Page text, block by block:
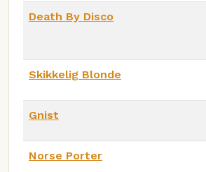
Death By Disco
Skikkelig Blonde
Gnist
Norse Porter